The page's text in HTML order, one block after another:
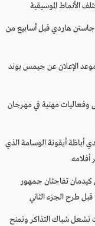
الأنماط الموسيقية
جاستن هاردي قبل أسابيع من
الإعلان عن جيمس بوند
وفعاليات مهنية في مهرجان
أباظة أيقونة الوسامة الذي
كيدمان تفاجئان جمهور
تشعل شباك التذاكر وتمنح